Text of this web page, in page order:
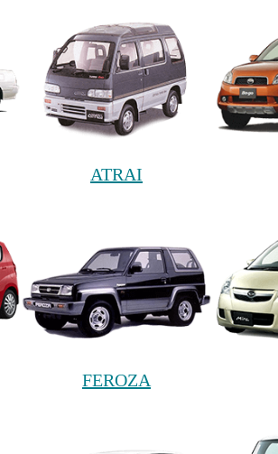
ATRAI
FEROZA